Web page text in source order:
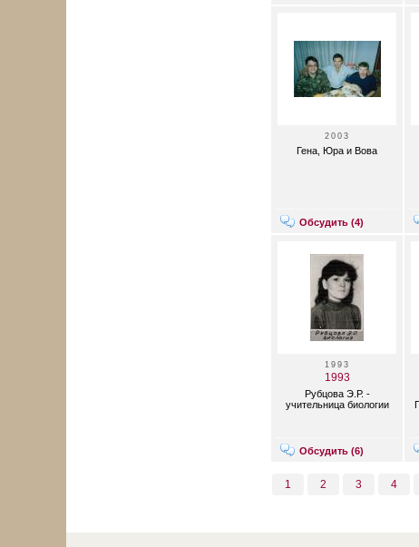
2003
Гена, Юра и Вова
Обсудить (4)
1993
1993
Рубцова Э.Р. -
учительница биологии
Обсудить (6)
1 2 3 4